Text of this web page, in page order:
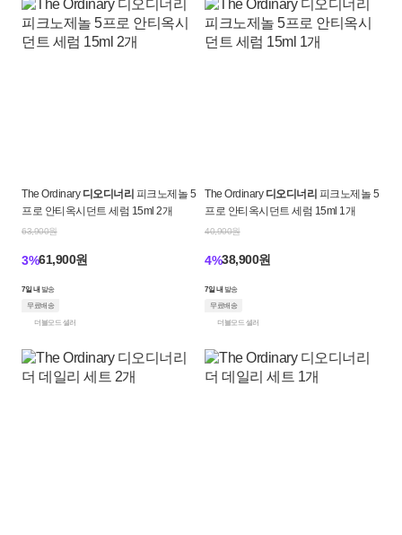
The Ordinary 디오디너리 피크노제놀 5
프로 안티옥시던트 세럼 15ml 2개
63,900원
3%61,900원
7일 내 발송
무료배송
더블모드 셀러
The Ordinary 디오디너리 피크노제놀 5
프로 안티옥시던트 세럼 15ml 1개
40,900원
4%38,900원
7일 내 발송
무료배송
더블모드 셀러